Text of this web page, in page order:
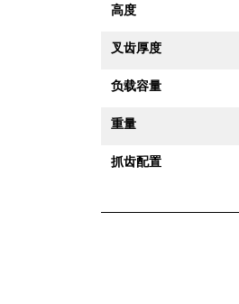
高度
叉齿厚度
负载容量
重量
抓齿配置